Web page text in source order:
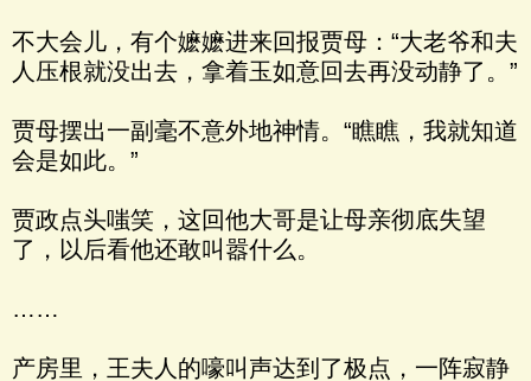
不大会儿，有个嬷嬷进来回报贾母：“大老爷和夫
人压根就没出去，拿着玉如意回去再没动静了。”
贾母摆出一副毫不意外地神情。“瞧瞧，我就知道
会是如此。”
贾政点头嗤笑，这回他大哥是让母亲彻底失望
了，以后看他还敢叫嚣什么。
……
产房里，王夫人的嚎叫声达到了极点，一阵寂静